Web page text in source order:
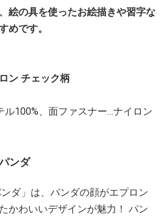
絵の具を使ったお絵描きや習字な
めです。
ン チェック柄
100%、面ファスナー…ナイロン
ンダ
ンダ」は、パンダの顔がエプロン
かわいいデザインが魅力！ パン